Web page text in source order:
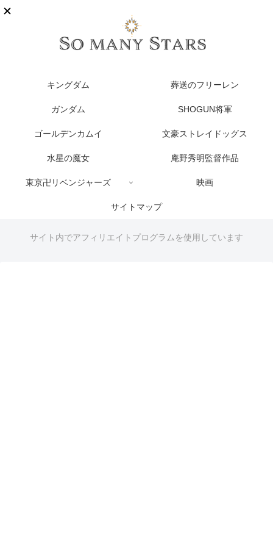
キングダム 葬送のフリーレン
ガンダム SHOGUN将軍
ゴールデンカムイ 文豪ストレイドッグス
水星の魔女 庵野秀明監督作品
東京卍リベンジャーズ 映画
サイトマップ
サイト内でアフィリエイトプログラムを使用しています